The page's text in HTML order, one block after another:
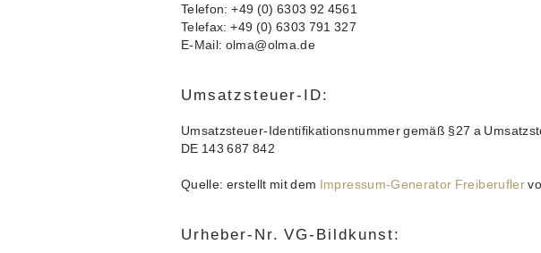
Telefon: +49 (0) 6303 92 4561
Telefax: +49 (0) 6303 791 327
E-Mail: olma@olma.de
Umsatzsteuer-ID:
Umsatzsteuer-Identifikationsnummer gemäß §27 a
DE 143 687 842
Quelle: erstellt mit dem Impressum-Generator Freiberufler
Urheber-Nr. VG-Bildkunst: